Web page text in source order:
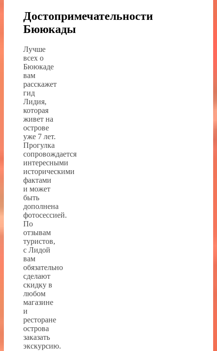
Достопримечательности
Бююкады
Лучше
всех о
Бююкаде
вам
расскажет
гид
Лидия,
которая
живет на
острове
уже 7 лет.
Прогулка
сопровождается
интересными
историческими
фактами
и может
быть
дополнена
фотосессией.
По
отзывам
туристов,
с Лидой
вам
обязательно
сделают
скидку в
любом
магазине
и
ресторане
острова
заказать
экскурсию.